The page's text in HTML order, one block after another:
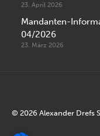
23. April 2026
Mandanten-
04/2026
23. März 2026
© 2026 Alexander Drefs